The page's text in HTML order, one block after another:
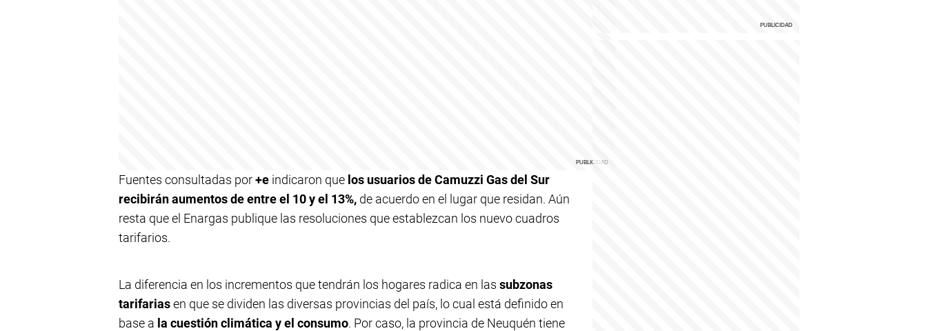
Fuentes consultadas por+e indicaron que los usuarios de Camuzzi Gas del Sur
recibirán aumentos de entre el 10 y el 13%, de acuerdo en el lugar que residan. Aún
resta que el Enargas publique las resoluciones que establezcan los nuevo cuadros
tarifarios.
La diferencia en los incrementos que tendrán los hogares radica en las subzonas
tarifariasen que se dividen las diversas provincias del país, lo cual está definido en
base a la cuestión climática y el consumo. Por caso, la provincia de Neuquén tiene